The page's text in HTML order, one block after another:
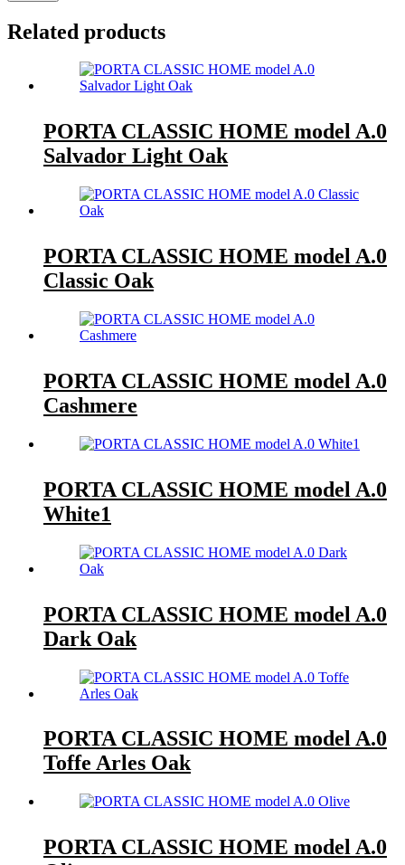
Related products
PORTA CLASSIC HOME model A.0
Salvador Light Oak
PORTA CLASSIC HOME model A.0
Classic Oak
PORTA CLASSIC HOME model A.0
Cashmere
PORTA CLASSIC HOME model A.0
White1
PORTA CLASSIC HOME model A.0
Dark Oak
PORTA CLASSIC HOME model A.0
Toffe Arles Oak
PORTA CLASSIC HOME model A.0